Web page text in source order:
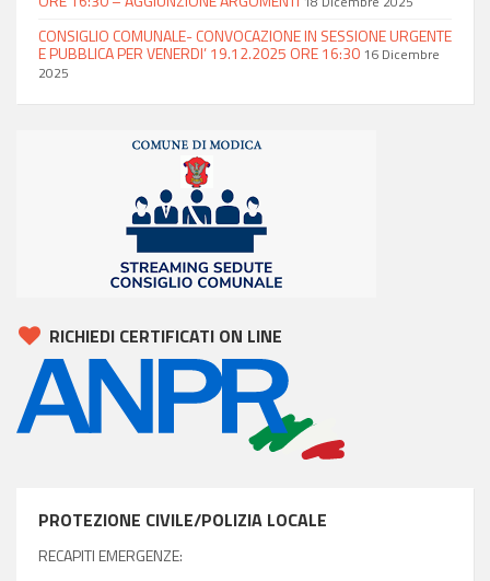
CONSIGLIO COMUNALE- CONVOCAZIONE IN SESSIONE URGENTE
E PUBBLICA PER VENERDI’ 19.12.2025 ORE 16:30 16 Dicembre
2025
RICHIEDI CERTIFICATI ON LINE
PROTEZIONE CIVILE/POLIZIA LOCALE
RECAPITI EMERGENZE: